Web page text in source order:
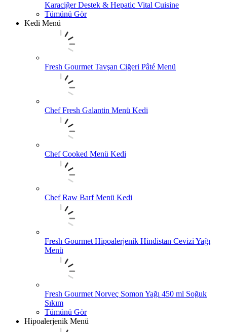
Karaciğer Destek & Hepatic Vital Cuisine
Tümünü Gör
Kedi Menü
Fresh Gourmet Tavşan Ciğeri Pâté Menü
Chef Fresh Galantin Menü Kedi
Chef Cooked Menü Kedi
Chef Raw Barf Menü Kedi
Fresh Gourmet Hipoalerjenik Hindistan Cevizi Yağı
Menü
Fresh Gourmet Norveç Somon Yağı 450 ml Soğuk
Sıkım
Tümünü Gör
Hipoalerjenik Menü